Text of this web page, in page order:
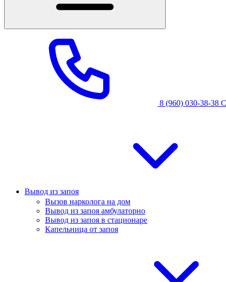
8 (960) 030-38-38
Вывод из запоя
Вызов нарколога на дом
Вывод из запоя амбулаторно
Вывод из запоя в стационаре
Капельница от запоя